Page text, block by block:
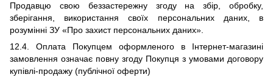
Продавцю свою беззастережну згоду на збір, обробку,
зберігання, використання своїх персональних даних, в
розумінні ЗУ «Про захист персональних даних».
12 .4. Оплата Покупцем оформленого в Інтернет-магазині
замовлення означає повну згоду Покупця з умовами договору
купівлі-продажу (публічної оферти)